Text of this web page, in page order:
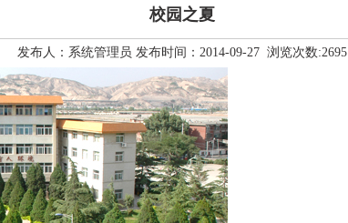
校园之夏
发布人：系统管理员 发布时间：2014-09-27 浏览次数:2695